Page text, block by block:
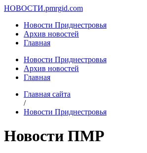
НОВОСТИ.pmrgid.com
Новости Приднестровья
Архив новостей
Главная
Новости Приднестровья
Архив новостей
Главная
Главная сайта
/
Новости Приднестровья
Новости ПМР